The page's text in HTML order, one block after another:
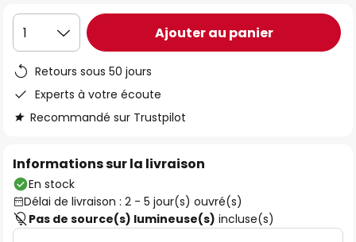
1 Ajouter au panier
Retours sous 50 jours
Experts à votre écoute
Recommandé sur Trustpilot
Informations sur la livraison
En stock
Délai de livraison : 2 - 5 jour(s) ouvré(s)
Pas de source(s) lumineuse(s) incluse(s)